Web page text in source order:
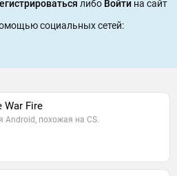
либо Войти на сайт
социальных сетей:
War Fire
Android, похожая на CS.